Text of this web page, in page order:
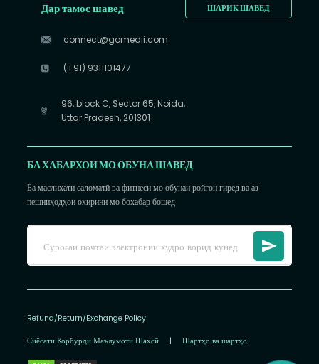
ШАРИК ШАВЕД
Дар тамос шавед
connect@gomedii.com
(+91) 9311101477
96, block C, Sector 65, Noida,
Uttar Pradesh, 201301
БА ХАБАРХОИ МО ОБУНА ШАВЕД
Ба маслиҳати саломатӣ ва фитнеси мо обунаи ройгон гиред ва аз
пешниҳодҳои охирини мо бохабар бошед
Refund/Return/Exchange Policy
Сиёсати Корбурди Маълумоти Шахсӣ | Шартҳо ва шартҳо